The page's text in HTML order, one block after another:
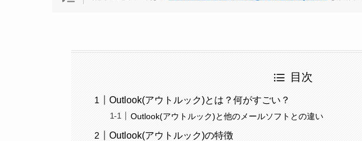
目次
Outlook(アウトルック)とは？何がすごい？
Outlook(アウトルック)と他のメールソフトとの違い
Outlook(アウトルック)の特徴